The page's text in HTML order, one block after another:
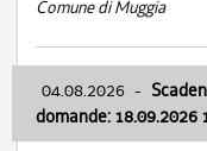
Comune di Muggia
04.08.2026 -
domande: 18.09.2026